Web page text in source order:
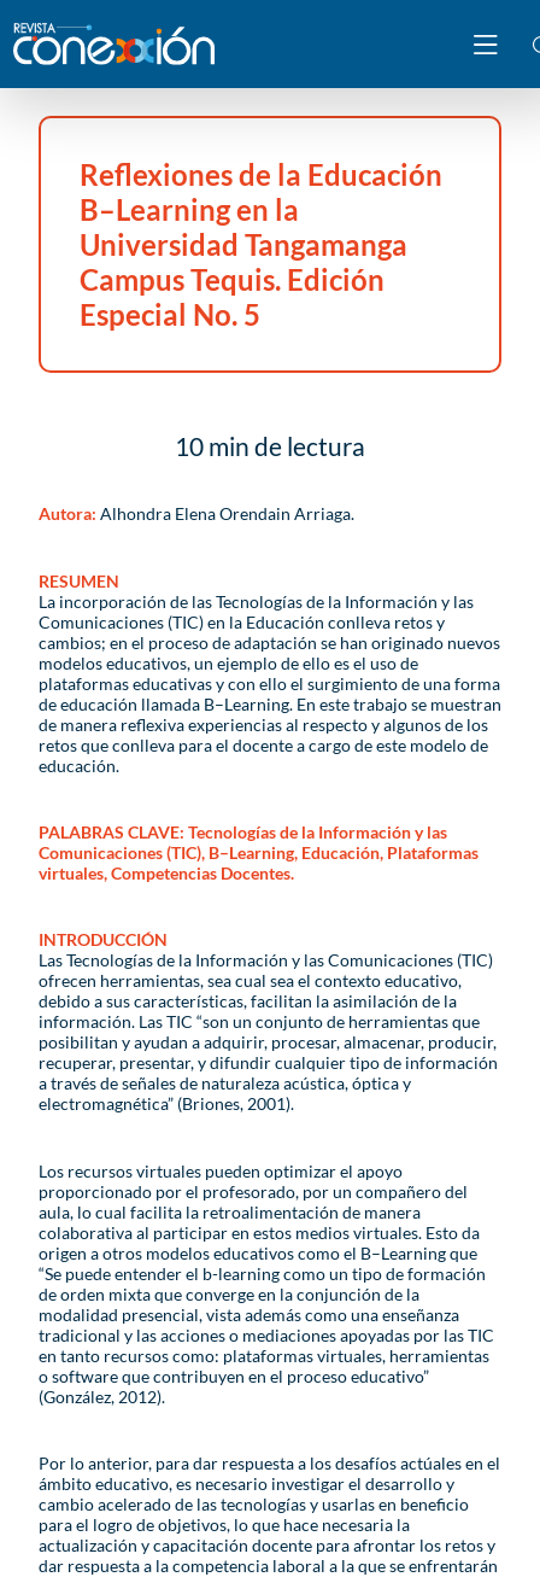
Reflexiones de la Educación
B–Learning en la
Universidad Tangamanga
Campus Tequis. Edición
Especial No. 5
10 min de lectura
Autora: Alhondra Elena Orendain Arriaga.
RESUMEN
La incorporación de las Tecnologías de la Información y las
Comunicaciones (TIC) en la Educación conlleva retos y
cambios; en el proceso de adaptación se han originado nuevos
modelos educativos, un ejemplo de ello es el uso de
plataformas educativas y con ello el surgimiento de una forma
de educación llamada B–Learning. En este trabajo se muestran
de manera reflexiva experiencias al respecto y algunos de los
retos que conlleva para el docente a cargo de este modelo de
educación.
PALABRAS CLAVE: Tecnologías de la Información y las
Comunicaciones (TIC), B–Learning, Educación, Plataformas
virtuales, Competencias Docentes.
INTRODUCCIÓN
Las Tecnologías de la Información y las Comunicaciones (TIC)
ofrecen herramientas, sea cual sea el contexto educativo,
debido a sus características, facilitan la asimilación de la
información. Las TIC “son un conjunto de herramientas que
posibilitan y ayudan a adquirir, procesar, almacenar, producir,
recuperar, presentar, y difundir cualquier tipo de información
a través de señales de naturaleza acústica, óptica y
electromagnética” (Briones, 2001).
Los recursos virtuales pueden optimizar el apoyo
proporcionado por el profesorado, por un compañero del
aula, lo cual facilita la retroalimentación de manera
colaborativa al participar en estos medios virtuales. Esto da
origen a otros modelos educativos como el B–Learning que
“Se puede entender el b-learning como un tipo de formación
de orden mixta que converge en la conjunción de la
modalidad presencial, vista además como una enseñanza
tradicional y las acciones o mediaciones apoyadas por las TIC
en tanto recursos como: plataformas virtuales, herramientas
o software que contribuyen en el proceso educativo”
(González, 2012).
Por lo anterior, para dar respuesta a los desafíos actúales en el
ámbito educativo, es necesario investigar el desarrollo y
cambio acelerado de las tecnologías y usarlas en beneficio
para el logro de objetivos, lo que hace necesaria la
actualización y capacitación docente para afrontar los retos y
dar respuesta a la competencia laboral a la que se enfrentarán